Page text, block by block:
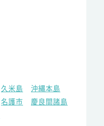
久米島
沖縄本島
名護市
慶良間諸島